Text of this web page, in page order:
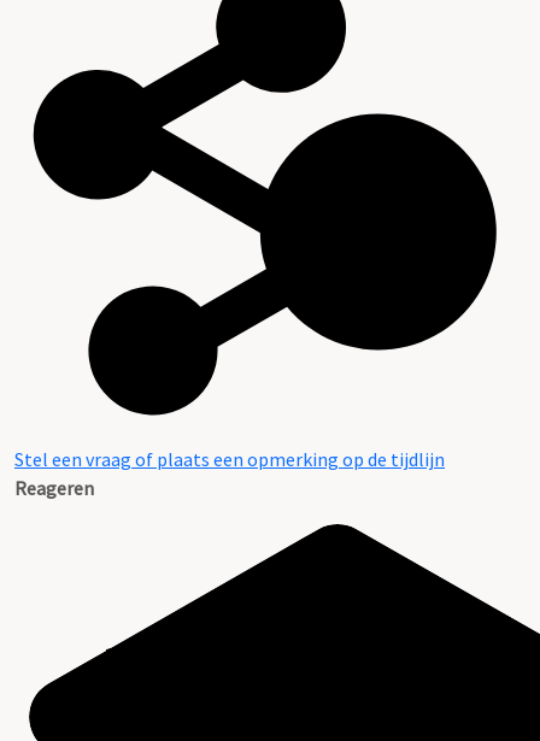
Stel een vraag of plaats een opmerking op de tijdlijn
Reageren